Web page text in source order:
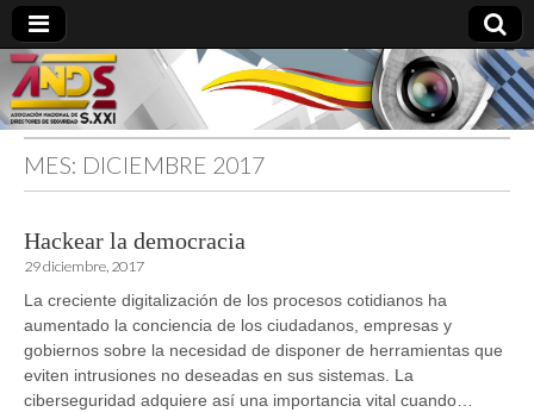
MES: DICIEMBRE 2017
Hackear la democracia
29 diciembre, 2017
La creciente digitalización de los procesos cotidianos ha
aumentado la conciencia de los ciudadanos, empresas y
gobiernos sobre la necesidad de disponer de herramientas que
eviten intrusiones no deseadas en sus sistemas. La
ciberseguridad adquiere así una importancia vital cuando…